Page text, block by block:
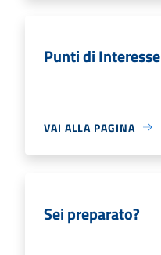
Punti di Interesse
VAI ALLA PAGINA
Sei preparato?